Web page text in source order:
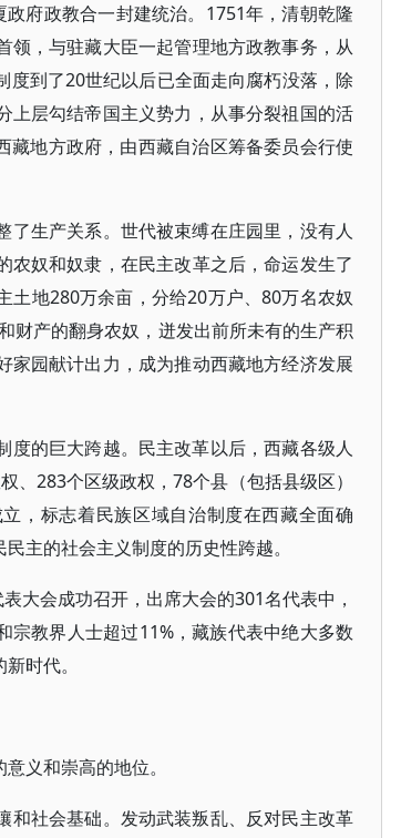
府政教合一封建统治。1751年，清朝乾隆
领，与驻藏大臣一起管理地方政教事务，从
到了20世纪以后已全面走向腐朽没落，除
上层勾结帝国主义势力，从事分裂祖国的活
地方政府，由西藏自治区筹备委员会行使
生产关系。世代被束缚在庄园里，没有人
奴和奴隶，在民主改革之后，命运发生了
土地280万余亩，分给20万户、80万名农奴
财产的翻身农奴，迸发出前所未有的生产积
园献计出力，成为推动西藏地方经济发展
的巨大跨越。民主改革以后，西藏各级人
、283个区级政权，78个县（包括县级区）
，标志着民族区域自治制度在西藏全面确
主的社会主义制度的历史性跨越。
大会成功召开，出席大会的301名代表中，
教界人士超过11%，藏族代表中绝大多数
时代。
义和崇高的地位。
和社会基础。发动武装叛乱、反对民主改革